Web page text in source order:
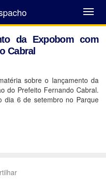
Abrir
Menu
da Expobom com
Cabral
sobre o lançamento da
do Prefeito Fernando Cabral.
dia 6 de setembro no Parque